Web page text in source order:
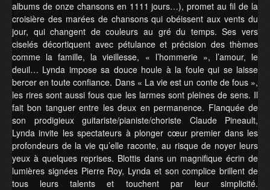
albums de onze chansons en 1111 jours…), promet au fil de la
croisière des marées de chansons qui obéissent aux vents du
jour, qui changent de couleurs au gré du temps. Ses vers
ciselés décortiquent avec pétulance et précision des thèmes
comme la famille, la vieillesse, « l’hommerie », l’amour, le
deuil… Lynda impose sa douce houle à la foule qui se laisse
bercer en toute confiance. Dans « La vie est un conte de fous »,
les rires sont aussi fous que les larmes sont pleines de sens. Il
fait bon tanguer entre les deux en permanence. Flanquée de
son prodigieux guitariste/pianiste/choriste Claude Pineault,
Lynda invite les spectateurs à plonger cœur premier dans les
profondeurs de la vie qu’elle raconte, au risque de noyer leurs
yeux à quelques reprises. Blottis dans un magnifique écrin de
lumières signées Pierre Roy, Lynda et son complice brillent de
tous leurs talents et touchent par leur simplicité.